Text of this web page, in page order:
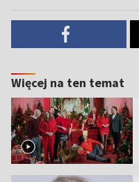
Więcej na ten temat